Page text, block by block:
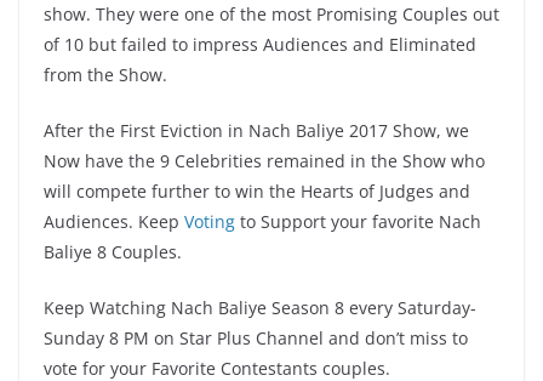
show. They were one of the most Promising Couples out
of 10 but failed to impress Audiences and Eliminated
from the Show.
After the First Eviction in Nach Baliye 2017 Show, we
Now have the 9 Celebrities remained in the Show who
will compete further to win the Hearts of Judges and
Audiences. Keep Voting to Support your favorite Nach
Baliye 8 Couples.
Keep Watching Nach Baliye Season 8 every Saturday-
Sunday 8 PM on Star Plus Channel and don’t miss to
vote for your Favorite Contestants couples.